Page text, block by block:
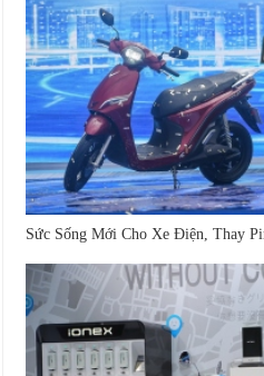
Sức Sống Mới Cho Xe Điện, Thay